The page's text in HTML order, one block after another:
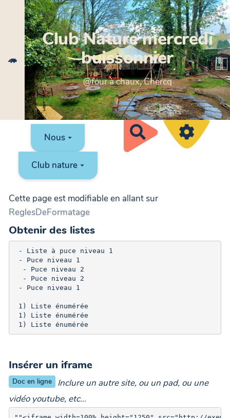
Aller au contenu principal
Nous
Club nature
Rechercher
🦔
Club Nature mercredi
buissonnier
@four à chaux, Chercq
Cette page est modifiable en allant sur
ReglesDeFormatage
Obtenir des listes
- Liste à puce niveau 1
- Puce niveau 1
  - Puce niveau 2
  - Puce niveau 2
- Puce niveau 1
1) Liste énumérée
1) Liste énumérée
1) Liste énumérée
Insérer un iframe
Doc en ligne
Inclure un autre site, ou un pad, ou une
vidéo youtube, etc...